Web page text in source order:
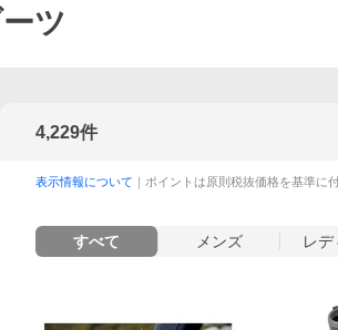
ツ
4,229件
表示情報について ｜ポイントは原則税抜価格を基準
すべて メンズ レデ